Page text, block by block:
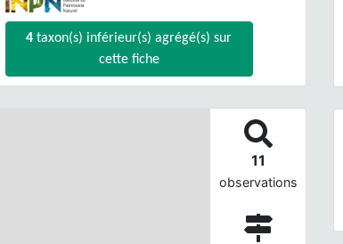
4taxon(s) inférieur(s) agrégé(s) sur
cette fiche
11
observations